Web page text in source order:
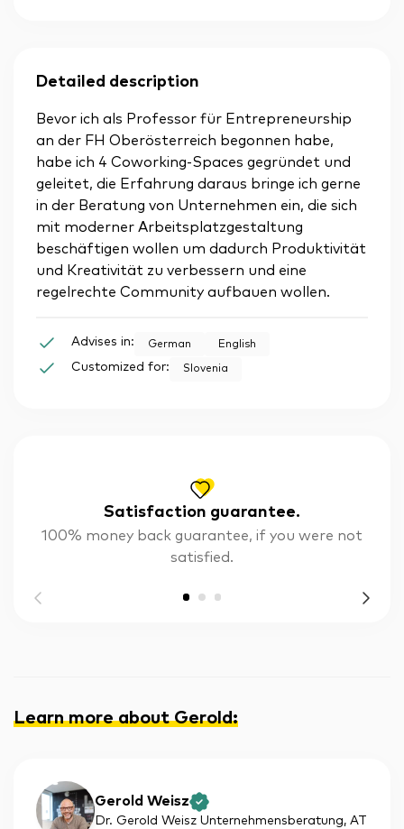
Satisfaction guarantee.
100% money back guarantee, if you were not
satisfied.
Learn more about Gerold:
Gerold Weisz
Dr. Gerold Weisz Unternehmensberatung, AT
Detailed description
Bevor ich als Professor für Entrepreneurship
an der FH Oberösterreich begonnen habe,
habe ich 4 Coworking-Spaces gegründet und
geleitet, die Erfahrung daraus bringe ich gerne
in der Beratung von Unternehmen ein, die sich
mit moderner Arbeitsplatzgestaltung
beschäftigen wollen um dadurch Produktivität
und Kreativität zu verbessern und eine
regelrechte Community aufbauen wollen.
Advises in: German English
Customized for: Slovenia